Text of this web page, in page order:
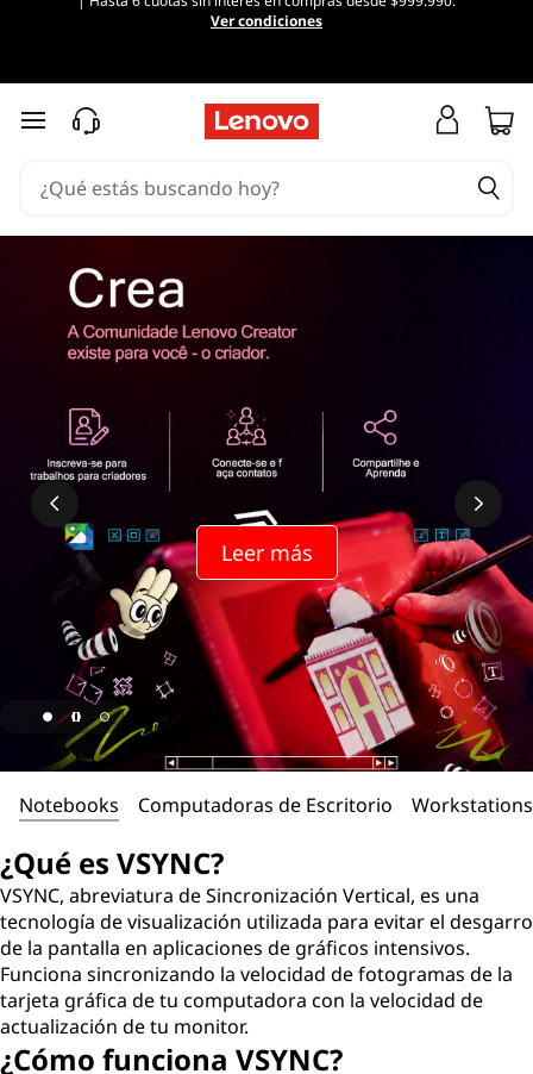
Ver condiciones
Ir al contenido principal
Leer más
Notebooks Computadoras de Escritorio Workstations
¿Qué es VSYNC?
VSYNC, abreviatura de Sincronización Vertical, es una
tecnología de visualización utilizada para evitar el desgarro
de la pantalla en aplicaciones de gráficos intensivos.
Funciona sincronizando la velocidad de fotogramas de la
tarjeta gráfica de tu computadora con la velocidad de
actualización de tu monitor.
¿Cómo funciona VSYNC?